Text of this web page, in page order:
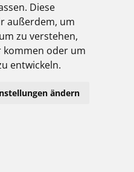
Diese
außerdem, um
zu verstehen,
kommen oder um
entwickeln.
ändern
smart.